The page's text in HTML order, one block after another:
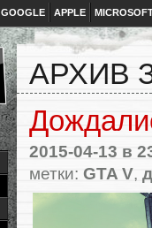
GOOGLE APPLE
АРХИВ
2015-04-13 в
метки: GTA V,